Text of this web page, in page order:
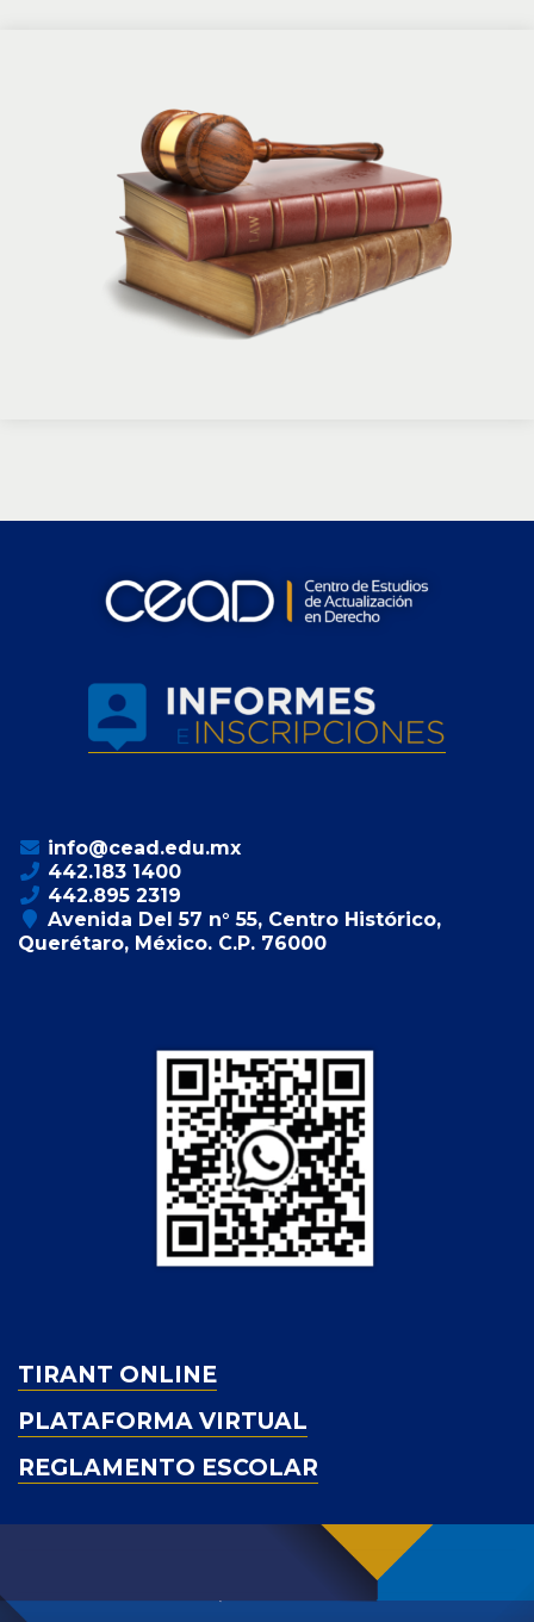
info@cead.edu.mx
442.183 1400
442.895 2319
Avenida Del 57 n° 55, Centro Histórico,
Querétaro, México. C.P. 76000
TIRANT ONLINE
PLATAFORMA VIRTUAL
REGLAMENTO ESCOLAR